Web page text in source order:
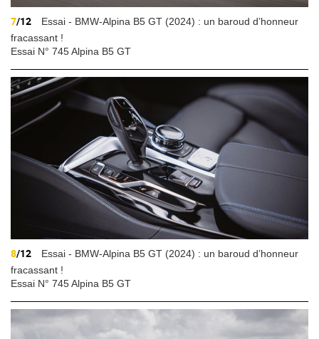
7/12
Essai - BMW-Alpina B5 GT (2024) : un baroud d’honneur
fracassant !
Essai N° 745 Alpina B5 GT
8/12
Essai - BMW-Alpina B5 GT (2024) : un baroud d’honneur
fracassant !
Essai N° 745 Alpina B5 GT